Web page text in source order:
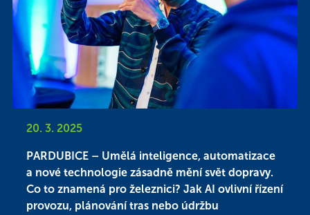
20. 3. 2025
PARDUBICE – Umělá inteligence, automatizace
a nové technologie zásadně mění svět dopravy.
Co to znamená pro železnici? Jak AI ovlivní řízení
provozu, plánování tras nebo údržbu